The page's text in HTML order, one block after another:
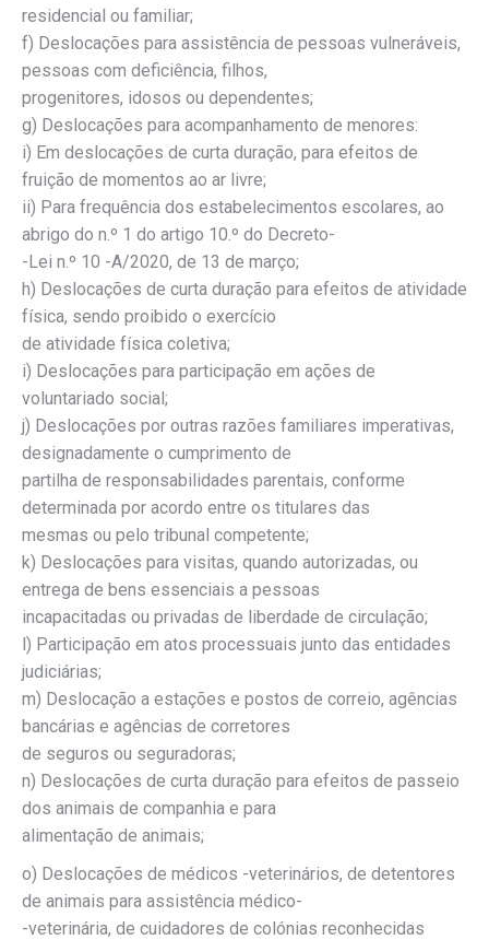
residencial ou familiar;
f) Deslocações para assistência de pessoas vulneráveis,
pessoas com deficiência, filhos,
progenitores, idosos ou dependentes;
g) Deslocações para acompanhamento de menores:
i) Em deslocações de curta duração, para efeitos de
fruição de momentos ao ar livre;
ii) Para frequência dos estabelecimentos escolares, ao
abrigo do n.º 1 do artigo 10.º do Decreto-
-Lei n.º 10 -A/2020, de 13 de março;
h) Deslocações de curta duração para efeitos de atividade
física, sendo proibido o exercício
de atividade física coletiva;
i) Deslocações para participação em ações de
voluntariado social;
j) Deslocações por outras razões familiares imperativas,
designadamente o cumprimento de
partilha de responsabilidades parentais, conforme
determinada por acordo entre os titulares das
mesmas ou pelo tribunal competente;
k) Deslocações para visitas, quando autorizadas, ou
entrega de bens essenciais a pessoas
incapacitadas ou privadas de liberdade de circulação;
l) Participação em atos processuais junto das entidades
judiciárias;
m) Deslocação a estações e postos de correio, agências
bancárias e agências de corretores
de seguros ou seguradoras;
n) Deslocações de curta duração para efeitos de passeio
dos animais de companhia e para
alimentação de animais;
o) Deslocações de médicos -veterinários, de detentores
de animais para assistência médico-
-veterinária, de cuidadores de colónias reconhecidas